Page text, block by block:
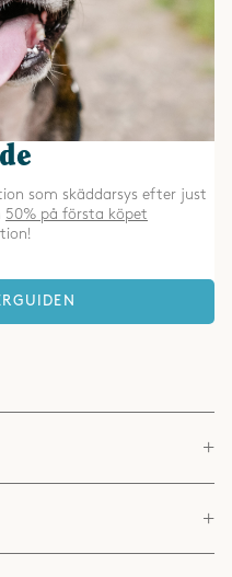
som skäddarsys efter just
50% på första köpet